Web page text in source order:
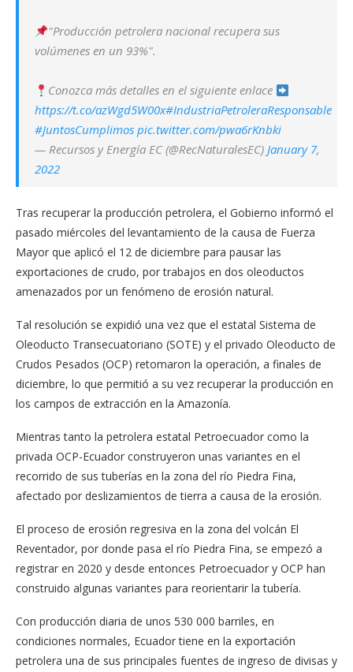
"Producción petrolera nacional recupera sus
volúmenes en un 93%".
Conozca más detalles en el siguiente enlace
https://t.co/azWgd5W00x#IndustriaPetroleraResponsable
#JuntosCumplimos pic.twitter.com/pwa6rKnbki
— Recursos y Energía EC (@RecNaturalesEC) January 7,
2022
Tras recuperar la producción petrolera, el Gobierno informó el
pasado miércoles del levantamiento de la causa de Fuerza
Mayor que aplicó el 12 de diciembre para pausar las
exportaciones de crudo, por trabajos en dos oleoductos
amenazados por un fenómeno de erosión natural.
Tal resolución se expidió una vez que el estatal Sistema de
Oleoducto Transecuatoriano (SOTE) y el privado Oleoducto de
Crudos Pesados (OCP) retomaron la operación, a finales de
diciembre, lo que permitió a su vez recuperar la producción en
los campos de extracción en la Amazonía.
Mientras tanto la petrolera estatal Petroecuador como la
privada OCP-Ecuador construyeron unas variantes en el
recorrido de sus tuberías en la zona del río Piedra Fina,
afectado por deslizamientos de tierra a causa de la erosión.
El proceso de erosión regresiva en la zona del volcán El
Reventador, por donde pasa el río Piedra Fina, se empezó a
registrar en 2020 y desde entonces Petroecuador y OCP han
construido algunas variantes para reorientarir la tubería.
Con producción diaria de unos 530 000 barriles, en
condiciones normales, Ecuador tiene en la exportación
petrolera una de sus principales fuentes de ingreso de divisas y